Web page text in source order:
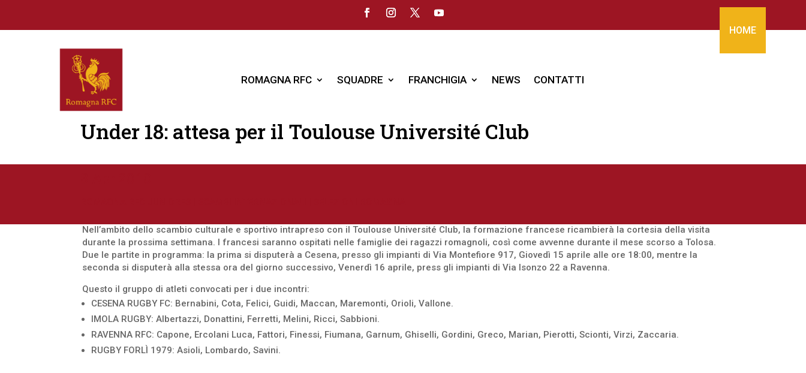
ROMAGNA RFC SQUADRE FRANCHIGIA NEWS CONTATTI
HOME
Under 18: attesa per il Toulouse Université Club
Nell’ambito dello scambio culturale e sportivo intrapreso con il Toulouse Université Club, la formazione francese ricambierà la cortesia della visita
durante la prossima settimana. I francesi saranno ospitati nelle famiglie dei ragazzi romagnoli, così come avvenne durante il mese scorso a Tolosa.
Due le partite in programma: la prima si disputerà a Cesena, presso gli impianti di Via Montefiore 917, Giovedì 15 aprile alle ore 18:00, mentre la
seconda si disputerà alla stessa ora del giorno successivo, Venerdì 16 aprile, press gli impianti di Via Isonzo 22 a Ravenna.
Questo il gruppo di atleti convocati per i due incontri:
CESENA RUGBY FC: Bernabini, Cota, Felici, Guidi, Maccan, Maremonti, Orioli, Vallone.
IMOLA RUGBY: Albertazzi, Donattini, Ferretti, Melini, Ricci, Sabbioni.
RAVENNA RFC: Capone, Ercolani Luca, Fattori, Finessi, Fiumana, Garnum, Ghiselli, Gordini, Greco, Marian, Pierotti, Scionti, Virzi, Zaccaria.
RUGBY FORLÌ 1979: Asioli, Lombardo, Savini.